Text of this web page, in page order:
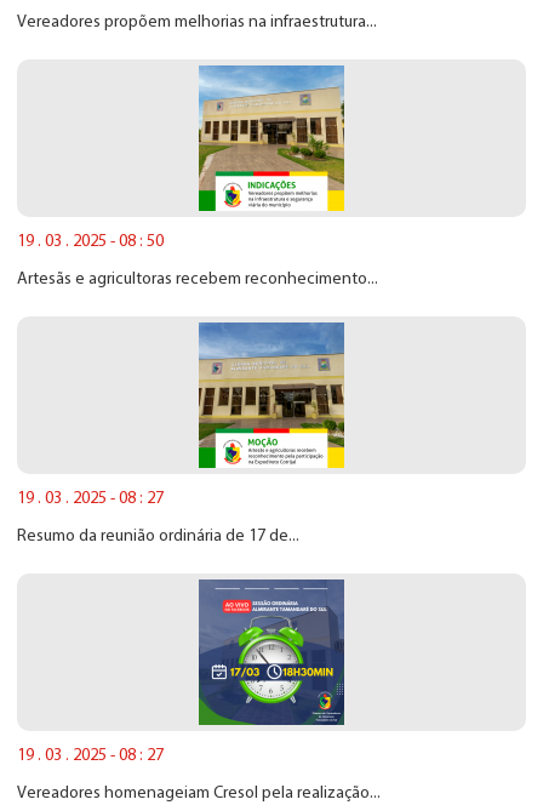
Vereadores propõem melhorias na infraestrutura...
19 . 03 . 2025 - 08 : 50
Artesãs e agricultoras recebem reconhecimento...
19 . 03 . 2025 - 08 : 27
Resumo da reunião ordinária de 17 de...
19 . 03 . 2025 - 08 : 27
Vereadores homenageiam Cresol pela realização...